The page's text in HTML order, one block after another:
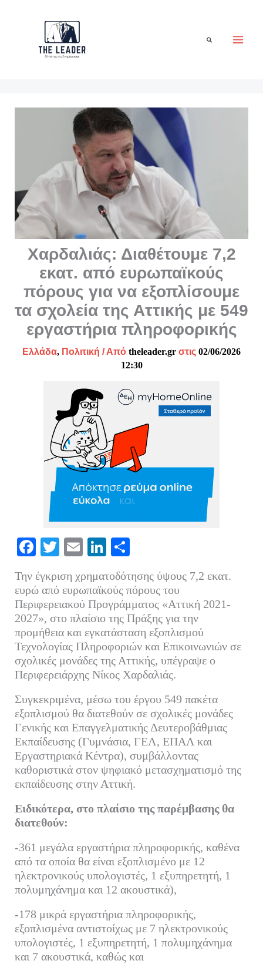
Αναζήτηση
Χαρδαλιάς: Διαθέτουμε 7,2
εκατ. από ευρωπαϊκούς
πόρους για να εξοπλίσουμε
τα σχολεία της Αττικής με 549
εργαστήρια πληροφορικής
Ελλάδα, Πολιτική / Από theleader.gr στις 02/06/2026
12:30
Fa
bo
ok
T
tte
r
E
ail
Li
ed
In
ρ
α
στ
εί
τε
Την έγκριση χρηματοδότησης ύψους 7,2 εκατ.
ευρώ από ευρωπαϊκούς πόρους του
Περιφερειακού Προγράμματος «Αττική 2021-
2027», στο πλαίσιο της Πράξης για την
προμήθεια και εγκατάσταση εξοπλισμού
Τεχνολογίας Πληροφοριών και Επικοινωνιών σε
σχολικές μονάδες της Αττικής, υπέγραψε ο
Περιφερειάρχης Νίκος Χαρδαλιάς.
Συγκεκριμένα, μέσω του έργου 549 πακέτα
εξοπλισμού θα διατεθούν σε σχολικές μονάδες
Γενικής και Επαγγελματικής Δευτεροβάθμιας
Εκπαίδευσης (Γυμνάσια, ΓΕΛ, ΕΠΑΛ και
Εργαστηριακά Κέντρα), συμβάλλοντας
καθοριστικά στον ψηφιακό μετασχηματισμό της
εκπαίδευσης στην Αττική.
Ειδικότερα, στο πλαίσιο της παρέμβασης θα
διατεθούν:
-361 μεγάλα εργαστήρια πληροφορικής, καθένα
από τα οποία θα είναι εξοπλισμένο με 12
ηλεκτρονικούς υπολογιστές, 1 εξυπηρετητή, 1
πολυμηχάνημα και 12 ακουστικά),
-178 μικρά εργαστήρια πληροφορικής,
εξοπλισμένα αντιστοίχως με 7 ηλεκτρονικούς
υπολογιστές, 1 εξυπηρετητή, 1 πολυμηχάνημα
και 7 ακουστικά, καθώς και